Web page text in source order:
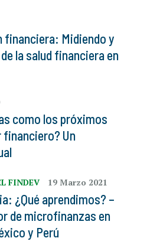
financiera: Midiendo y
la salud financiera en
como los próximos
Un
FINDEV 19 Marzo 2021
¿Qué aprendimos? –
de microfinanzas en
y Perú